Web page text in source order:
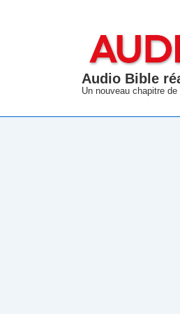
Audio Bible
Un nouveau chapitre